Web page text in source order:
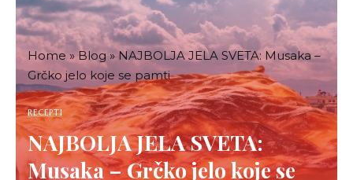
Home»Blog» NAJBOLJA JELA SVETA: Musaka –
Grčko jelo koje se pamti
RECEPTI
NAJBOLJA JELA SVETA:
Musaka – Grčko jelo koje se